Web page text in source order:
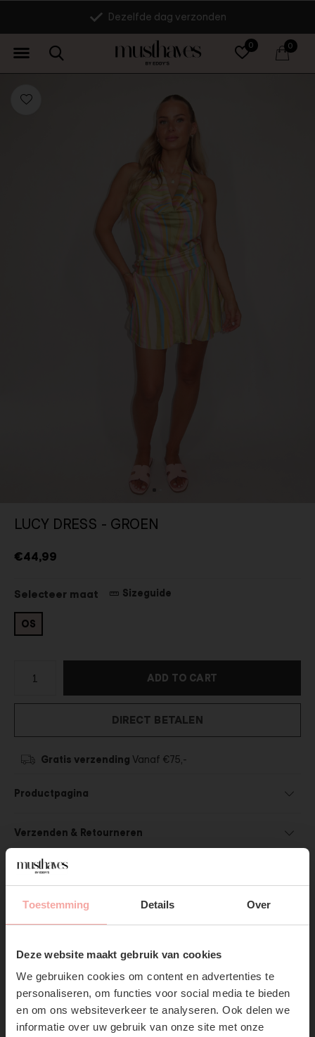
Toestemming Details Over
Deze website maakt gebruik van cookies
We gebruiken cookies om content en advertenties te
personaliseren, om functies voor social media te bieden
en om ons websiteverkeer te analyseren. Ook delen we
informatie over uw gebruik van onze site met onze
SUBSCRIBE NOW & GET
10% OFF YOUR FIRST
ORDER!
Don't miss out on our trendy new drops or exclusive
0 0
Dezelfde dag verzonden
LUCY DRESS - GROEN
€44,99
Selecteer maat Sizeguide
OS
ADD TO CART
DIRECT BETALEN
Gratis verzending Vanaf €75,-
Productpagina
Verzenden & Retourneren
SHOP THE LOOK